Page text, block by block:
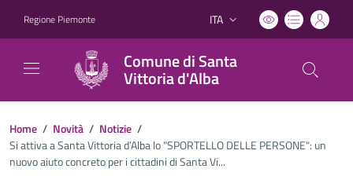
Regione Piemonte Lingua attiva:
ITA
Comune di Santa
Vittoria d'Alba
Home / Novità / Notizie /
Si attiva a Santa Vittoria d’Alba lo "SPORTELLO DELLE PERSONE": un
nuovo aiuto concreto per i cittadini di Santa Vi...